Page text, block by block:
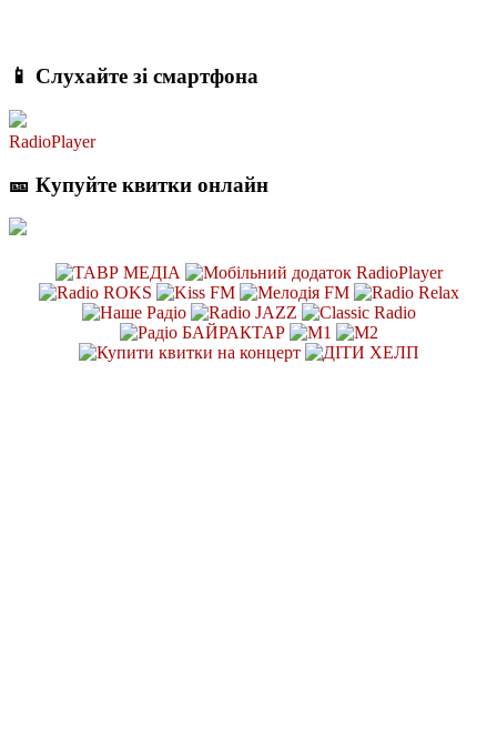
📱 Слухайте зі смартфона
RadioPlayer
🎫 Купуйте квитки онлайн